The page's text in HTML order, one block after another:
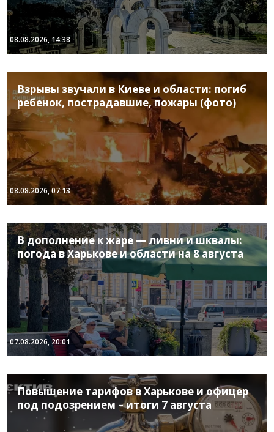
08.08.2026, 14:38
Взрывы звучали в Киеве и области: погиб
ребенок, пострадавшие, пожары (фото)
08.08.2026, 07:13
В дополнение к жаре — ливни и шквалы:
погода в Харькове и области на 8 августа
07.08.2026, 20:01
Повышение тарифов в Харькове и офицер
под подозрением – итоги 7 августа